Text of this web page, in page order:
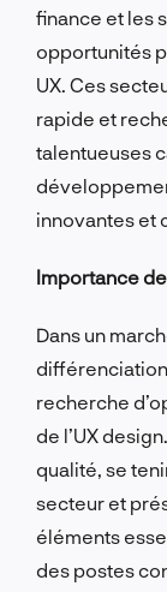
finance et les
opportunités
UX. Ces
rapide et
talentueuses
innovantes et
Importance
Dans un
recherche
de l’UX
qualité, se
secteur et
éléments
des postes